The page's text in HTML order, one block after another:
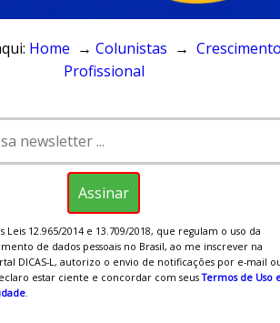
Home → Colunistas →
Profissional
Leis 12.965/2014 e 13.709/2018, que regulam o uso da
de dados pessoais no Brasil, ao me inscrever na
DICAS-L, autorizo o envio de notificações por e-mail
estar ciente e concordar com seusTermos de Uso
.